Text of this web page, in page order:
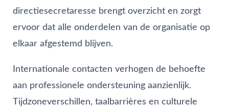
directiesecretaresse brengt overzicht en zorgt
ervoor dat alle onderdelen van de organisatie op
elkaar afgestemd blijven.
Internationale contacten verhogen de behoefte
aan professionele ondersteuning aanzienlijk.
Tijdzoneverschillen, taalbarrières en culturele